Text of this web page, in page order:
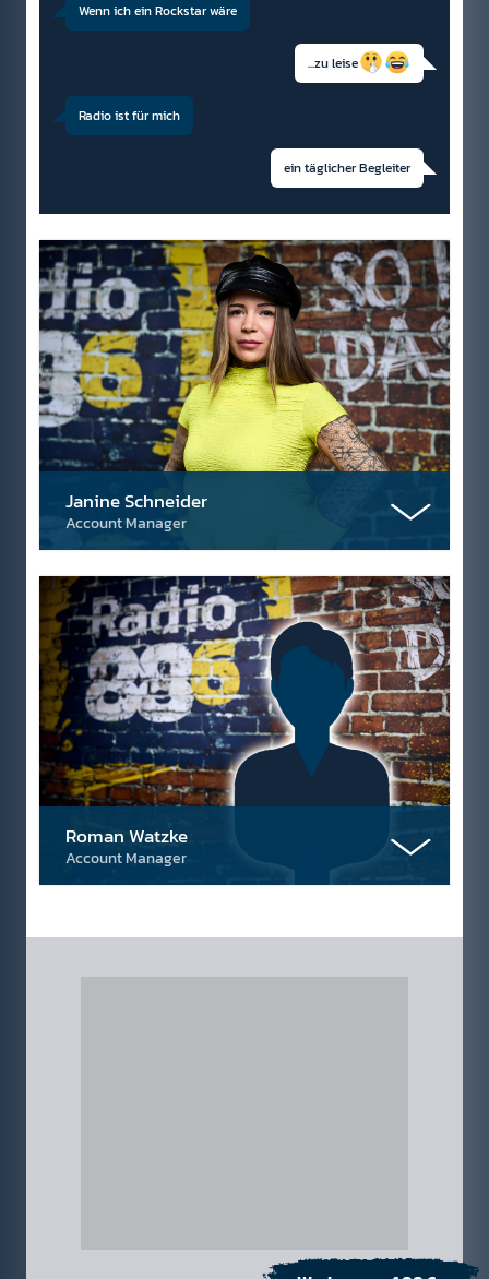
Wenn ich ein Rockstar wäre
...zu leise
Radio ist für mich
ein täglicher Begleiter
Janine Schneider
Account Manager
Roman Watzke
Account Manager